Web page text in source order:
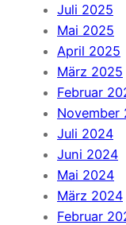
Juli 2025
Mai 2025
April 2025
März 2025
Februar
November
Juli 2024
Juni 2024
Mai 2024
März 2024
Februar